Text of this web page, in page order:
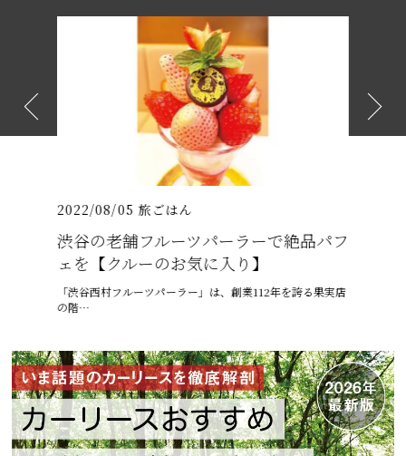
2022/08/05 旅ごはん
渋谷の老舗フルーツパーラーで絶品パフ
ェを【クルーのお気に入り】
「渋谷西村フルーツパーラー」は、創業112年を誇る果実店
の階…